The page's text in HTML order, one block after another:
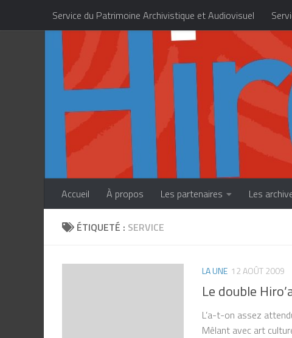
Skip to contentService du Patrimoine Archivistique et Audiovisuel
Centre des Métiers d’Art de la Polynésie française Les
Accueil À propos Les partenaires Les
ÉTIQUETÉ : SERVICE
LA UNE 12 AOÛT 2009
Le double
L’a-t-on assez
Mêlant avec art